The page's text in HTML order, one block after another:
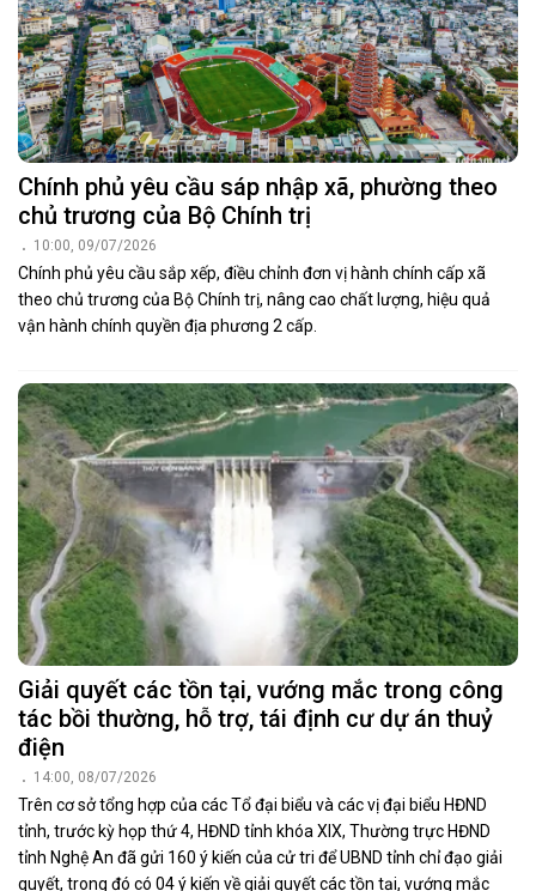
Chính phủ yêu cầu sáp nhập xã, phường theo
chủ trương của Bộ Chính trị
10:00, 09/07/2026
Chính phủ yêu cầu sắp xếp, điều chỉnh đơn vị hành chính cấp xã
theo chủ trương của Bộ Chính trị, nâng cao chất lượng, hiệu quả
vận hành chính quyền địa phương 2 cấp.
Giải quyết các tồn tại, vướng mắc trong công
tác bồi thường, hỗ trợ, tái định cư dự án thuỷ
điện
14:00, 08/07/2026
Trên cơ sở tổng hợp của các Tổ đại biểu và các vị đại biểu HĐND
tỉnh, trước kỳ họp thứ 4, HĐND tỉnh khóa XIX, Thường trực HĐND
tỉnh Nghệ An đã gửi 160 ý kiến của cử tri để UBND tỉnh chỉ đạo giải
quyết, trong đó có 04 ý kiến về giải quyết các tồn tại, vướng mắc